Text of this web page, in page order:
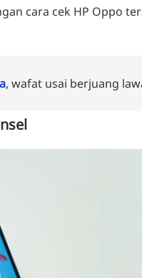
cara cek HP Oppo
, wafat usai berjuang